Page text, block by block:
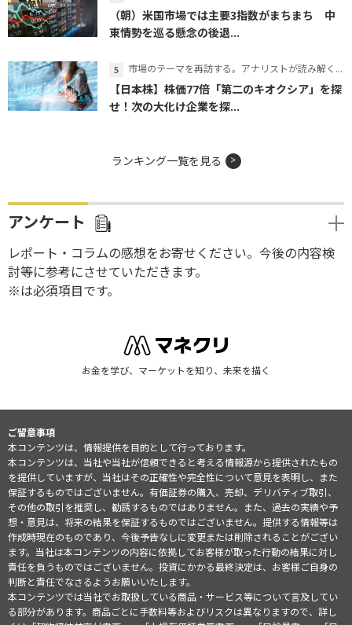
（朝）米国市場では主要3指数がまちまち 中
東情勢を巡る懸念の後退...
市場のテーマを再訪する。アナリストが読み解くテーマの本質
【日本株】株価77倍「第二のキオクシア」を探
せ！次の大化け企業を探...
ランキング一覧を見る
アンケート
レポート・コラムの感想をお寄せください。今後の内容検
討等に参考にさせていただきます。
※は必須項目です。
お金を学び、マーケットを知り、未来を描く
ご留意事項
本コンテンツは、情報提供を目的として行っております。
本コンテンツは、当社や当社が信頼できると考える情報源から提供されたもの
を提供していますが、当社はその正確性や完全性について意見を表明し、また
保証するものではございません。有価証券の購入、売却、デリバティブ取引、
その他の取引を推奨し、勧誘するものではありません。また、過去の実績や予
想・意見は、将来の結果を保証するものではございません。提供する情報等は
作成時現在のものであり、今後予告なしに変更または削除されることがござい
ます。当社は本コンテンツの内容に依拠してお客様が取った行動の結果に対し
責任を負うものではございません。投資にかかる最終決定は、お客様ご自身の
判断と責任でなさるようお願いいたします。
本コンテンツでは当社でお取扱している商品・サービス等について言及してい
る部分があります。商品ごとに手数料等およびリスクは異なりますので、詳し